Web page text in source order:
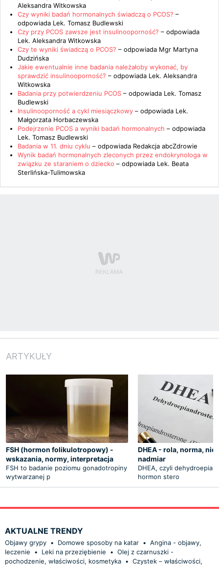
Aleksandra Witkowska
Czy wyniki badań hormonalnych świadczą o PCOS? –
odpowiada Lek. Tomasz Budlewski
Czy przy PCOS zawsze jest insulinooporność? – odpowiada
Lek. Aleksandra Witkowska
Czy te wyniki świadczą o PCOS? – odpowiada Mgr Martyna
Dudzińska
Jakie ewentualnie inne badania należałoby wykonać, by
sprawdzić insulinooporność? – odpowiada Lek. Aleksandra
Witkowska
Badania przy potwierdzeniu PCOS – odpowiada Lek. Tomasz
Budlewski
Insulinooporność a cykl miesiączkowy – odpowiada Lek.
Małgorzata Horbaczewska
Podejrzenie PCOS a wyniki badań hormonalnych – odpowiada
Lek. Tomasz Budlewski
Badania w 11. dniu cyklu – odpowiada Redakcja abcZdrowie
Wynik badań hormonalnych zleconych przez endokrynologa w
związku ze staraniem o dziecko – odpowiada Lek. Beata
Sterlińska-Tulimowska
ARTYKUŁY
FSH (hormon folikulotropowy) -
wskazania, normy, interpretacja
FSH to badanie poziomu gonadotropiny
wytwarzanej p
DHEA - rola, norma,
nadmiar
DHEA, czyli
hormon stero
AKTUALNE TRENDY
Objawy grypy • Domowe sposoby na katar • Angina - objawy,
leczenie
• Leki na przeziębienie • Olej z czarnuszki -
pochodzenie, właściwości, kosmetyka • Czystek – właściwości,